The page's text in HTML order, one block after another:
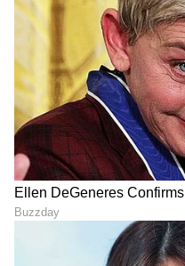
ಮಾಡಿ. ಬ್ರೇಕಿಂಗ್ ಸುದ್ದಿ (
ವಿಶೇಷ ವರದಿಗಳು
kannada news live)
ಕ್ಲಿಕ್‌ನಲ್ಲಿ ಲಭ್ಯ.
ಆ್ಯಪ್ ಡೌನ್‌ಲೋಡ್ ಮಾಡಿ
ಗಳನ್ನು ಪಡೆಯಿರಿ